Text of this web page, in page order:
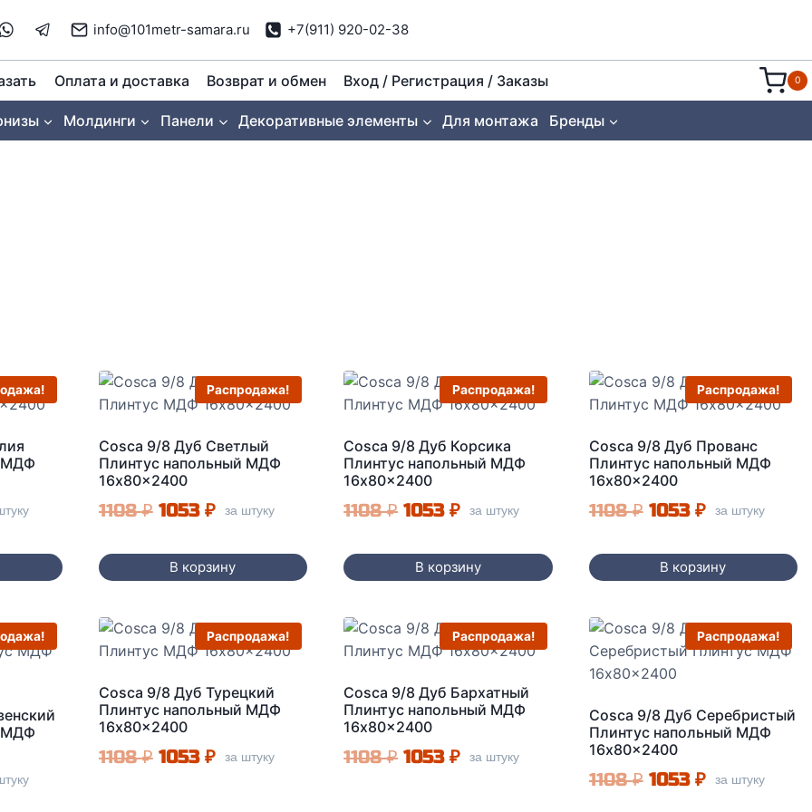
info@101metr-samara.ru +7(911) 920-02-38
Оплата и доставка Возврат и обмен Вход / Регистрация / Заказы 0
Молдинги Панели Декоративные элементы Для монтажа Бренды
МДФ
Распродажа!
Cosca 9/8 Дуб Светлый
Плинтус напольный МДФ
16x80x2400
1108₽ Первоначальная
составляла
1053 ₽Текущая
1053 ₽.
за штуку
В корзину
Распродажа!
Cosca 9/8 Дуб Корсика
Плинтус напольный МДФ
16x80x2400
1108₽ Первоначальная
составляла
1053₽Текущая
1053 ₽.
за штуку
В корзину
Распродажа!
Cosca 9/8 Дуб Прованс
Плинтус напольный МДФ
16x80x2400
1108₽ Первоначальная
составляла
1053 ₽Текущая
1053 ₽.
за штуку
В корзину
МДФ
Распродажа!
Cosca 9/8 Дуб Турецкий
Плинтус напольный МДФ
16x80x2400
1108₽ Первоначальная
1053 ₽Текущая
за штуку
Распродажа!
Cosca 9/8 Дуб Бархатный
Плинтус напольный МДФ
16x80x2400
1108₽ Первоначальная
1053₽Текущая
за штуку
Распродажа!
Cosca 9/8 Дуб Серебристый
Плинтус напольный МДФ
16x80x2400
1108₽ Первоначальная
1053 ₽Текущая
за штуку